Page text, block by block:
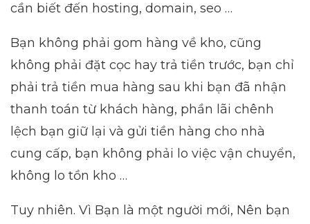
cần biết đến hosting, domain, seo …
Bạn không phải gom hàng về kho, cũng
không phải đặt cọc hay trả tiền trước, bạn chỉ
phải trả tiền mua hàng sau khi bạn đã nhận
thanh toán từ khách hàng, phần lãi chênh
lệch bạn giữ lại và gửi tiền hàng cho nhà
cung cấp, bạn không phải lo việc vận chuyển,
không lo tồn kho …
Tuy nhiên. Vì Bạn là một người mới, Nên bạn